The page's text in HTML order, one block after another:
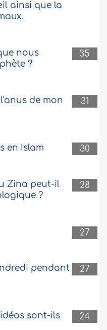
ainsi que la
35
nous
?
31
de mon
30
en Islam
28
Zina peut-il
?
27
27
pendant
24
sont-ils